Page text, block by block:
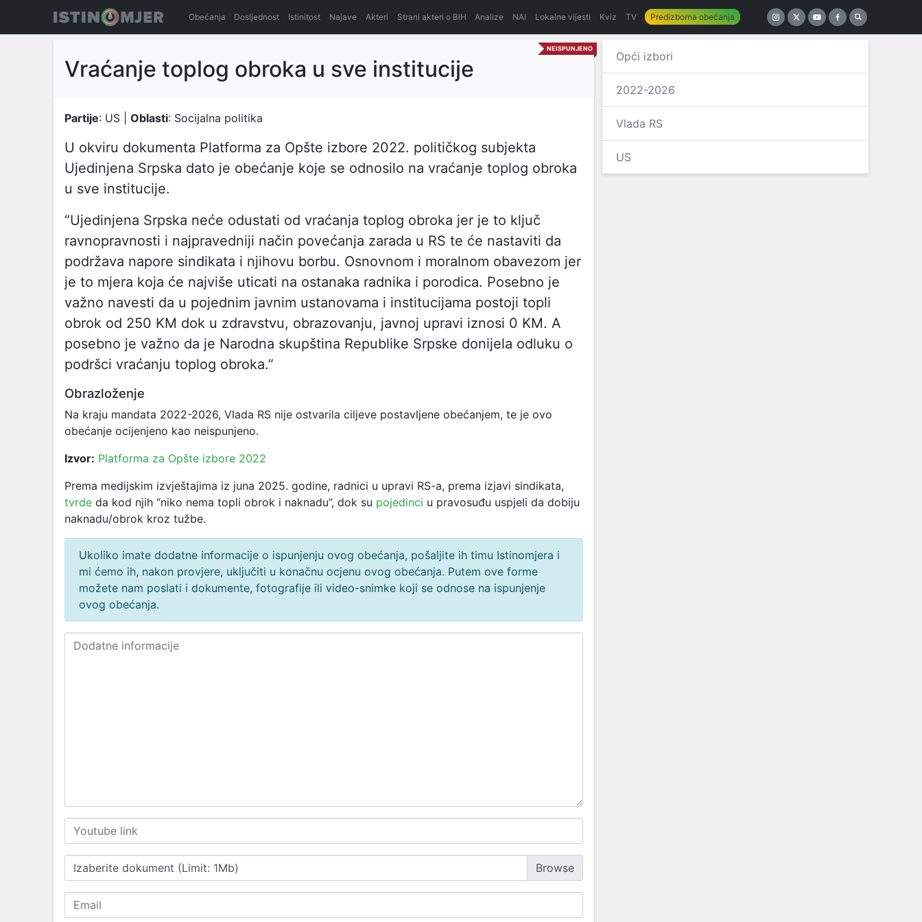
Obećanja Dosljednost Istinitost Najave Akteri Strani akteri o BiH Analize NAI Lokalne vijesti Kviz TV Predizborna obećanja
NEISPUNJENO
Vraćanje toplog obroka u sve institucije
Partije: US | Oblasti: Socijalna politika
U okviru dokumenta Platforma za Opšte izbore 2022. političkog subjekta
Ujedinjena Srpska dato je obećanje koje se odnosilo na vraćanje toplog obroka
u sve institucije.
“Ujedinjena Srpska neće odustati od vraćanja toplog obroka jer je to ključ
ravnopravnosti i najpravedniji način povećanja zarada u RS te će nastaviti da
podržava napore sindikata i njihovu borbu. Osnovnom i moralnom obavezom jer
je to mjera koja će najviše uticati na ostanaka radnika i porodica. Posebno je
važno navesti da u pojednim javnim ustanovama i institucijama postoji topli
obrok od 250 KM dok u zdravstvu, obrazovanju, javnoj upravi iznosi 0 KM. A
posebno je važno da je Narodna skupština Republike Srpske donijela odluku o
podršci vraćanju toplog obroka.”
Obrazloženje
Na kraju mandata 2022-2026, Vlada RS nije ostvarila ciljeve postavljene obećanjem, te je ovo
obećanje ocijenjeno kao neispunjeno.
Izvor: Platforma za Opšte izbore 2022
Prema medijskim izvještajima iz juna 2025. godine, radnici u upravi RS-a, prema izjavi sindikata,
tvrde da kod njih “niko nema topli obrok i naknadu”, dok su pojedinci u pravosuđu uspjeli da dobiju
naknadu/obrok kroz tužbe.
Ukoliko imate dodatne informacije o ispunjenju ovog obećanja, pošaljite ih timu Istinomjera i
mi ćemo ih, nakon provjere, uključiti u konačnu ocjenu ovog obećanja. Putem ove forme
možete nam poslati i dokumente, fotografije ili video-snimke koji se odnose na ispunjenje
ovog obećanja.
Izaberite dokument (Limit: 1Mb)
Opći izbori
2022-2026
Vlada RS
US